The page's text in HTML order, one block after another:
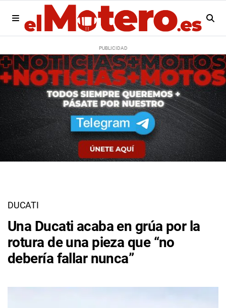
DUCATI
Una Ducati acaba en grúa por la
rotura de una pieza que “no
debería fallar nunca”